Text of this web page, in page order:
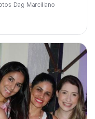
Dag Marciliano